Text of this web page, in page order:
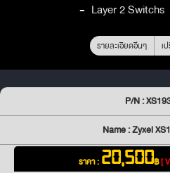
- Layer 2 Switchs
รายละเอียดอื่นๆ เ
P/N :
Name : Zyxel
ราคา : 20,500฿[